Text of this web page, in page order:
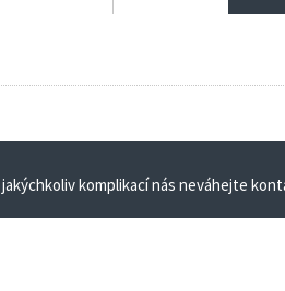
jakýchkoliv komplikací nás neváhejte